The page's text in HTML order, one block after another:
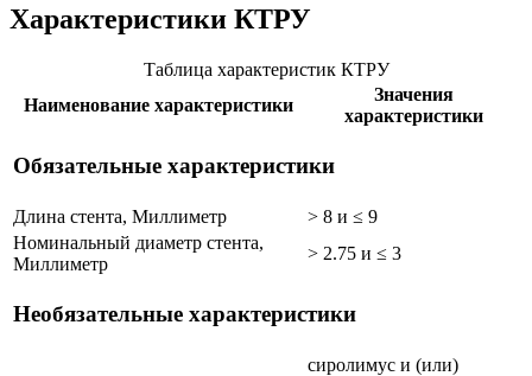
Характеристики КТРУ
Таблица характеристик КТРУ
Наименование характеристики
Значения
характеристики
Обязательные характеристики
Длина стента, Миллиметр
> 8 и ≤ 9
Номинальный диаметр стента,
Миллиметр
> 2.75 и ≤ 3
Необязательные характеристики
сиролимус и (или)